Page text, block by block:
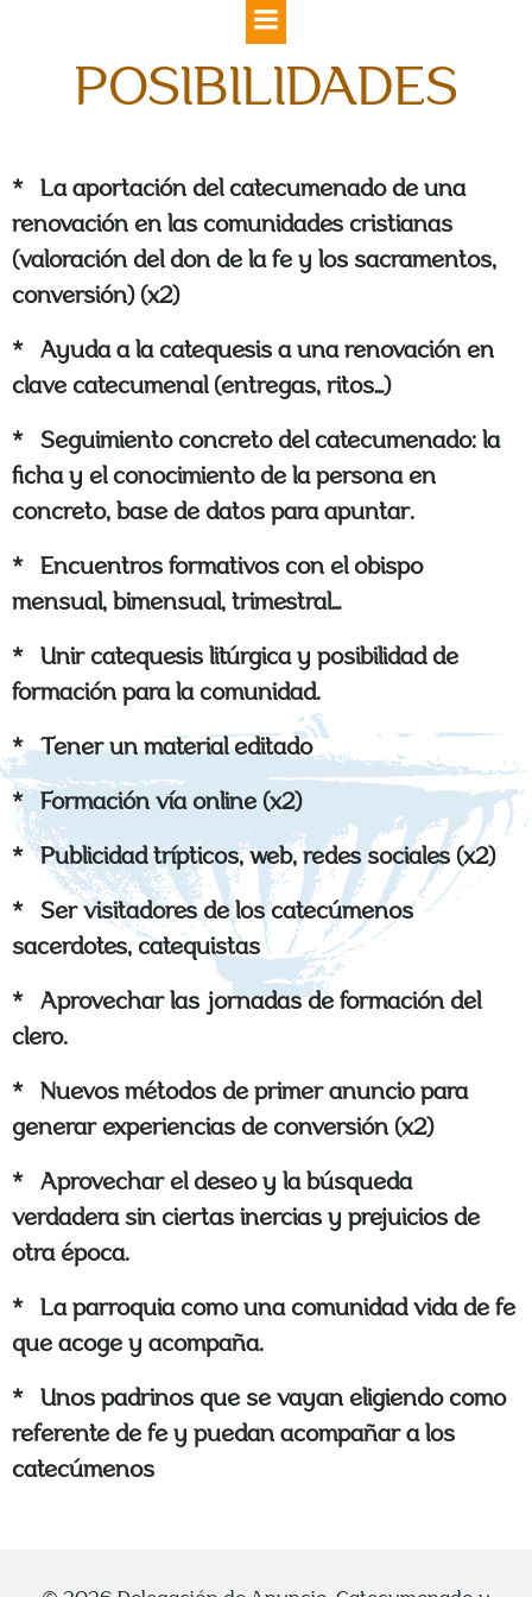
Saltar
al
contenido
POSIBILIDADES
* La aportación del catecumenado de una
renovación en las comunidades cristianas
(valoración del don de la fe y los sacramentos,
conversión) (x2)
* Ayuda a la catequesis a una renovación en
clave catecumenal (entregas, ritos…)
* Seguimiento concreto del catecumenado: la
ficha y el conocimiento de la persona en
concreto, base de datos para apuntar.
* Encuentros formativos con el obispo
mensual, bimensual, trimestral…
* Unir catequesis litúrgica y posibilidad de
formación para la comunidad.
* Tener un material editado
* Formación vía online (x2)
* Publicidad trípticos, web, redes sociales (x2)
* Ser visitadores de los catecúmenos
sacerdotes, catequistas
* Aprovechar las jornadas de formación del
clero.
* Nuevos métodos de primer anuncio para
generar experiencias de conversión (x2)
* Aprovechar el deseo y la búsqueda
verdadera sin ciertas inercias y prejuicios de
otra época.
* La parroquia como una comunidad vida de fe
que acoge y acompaña.
* Unos padrinos que se vayan eligiendo como
referente de fe y puedan acompañar a los
catecúmenos